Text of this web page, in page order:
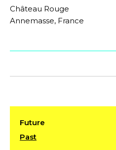
Future
Past
Château Rouge
Annemasse, France